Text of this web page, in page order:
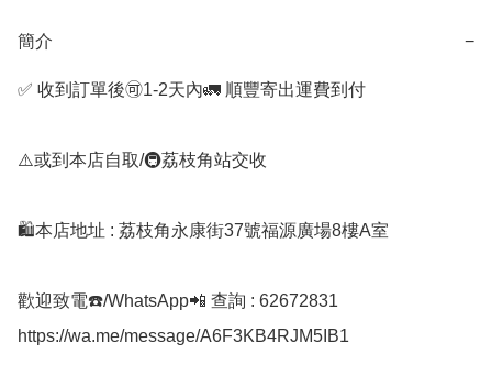
簡介 −
✅ 收到訂單後🉑1-2天內🚛 順豐寄出運費到付
⚠️或到本店自取/🚇荔枝角站交收
🛍️本店地址 : 荔枝角永康街37號福源廣場8樓A室
歡迎致電☎️/WhatsApp📲 查詢 : 62672831
https://wa.me/message/A6F3KB4RJM5IB1